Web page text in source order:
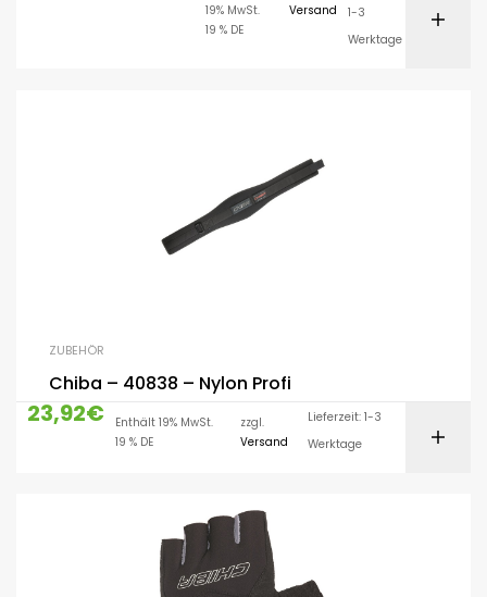
19% MwSt.
19 % DE
Versand
1-3
Werktage
ZUBEHÖR
Chiba – 40838 – Nylon Profi
23,92€
Enthält 19% MwSt.
19 % DE
zzgl.
Versand
Lieferzeit: 1-3
Werktage